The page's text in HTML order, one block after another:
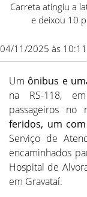
Carreta atingiu a
e deixou 10
04/11/2025 às 10:11
Um ônibus e
na RS-118,
passageiros
feridos, um
Serviço de
encaminhados
Hospital de
em Gravataí.